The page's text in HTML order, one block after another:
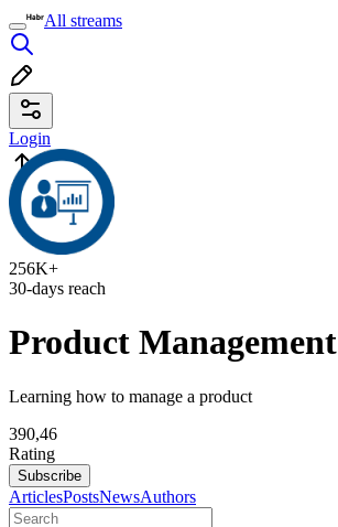
All streams
Login
256K+
30-days reach
Product Management
Learning how to manage a product
390,46
Rating
Subscribe
ArticlesPostsNewsAuthors